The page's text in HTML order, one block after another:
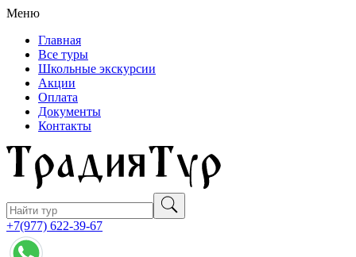
Меню
Главная
Все туры
Школьные экскурсии
Акции
Оплата
Документы
Контакты
+7(977) 622-39-67